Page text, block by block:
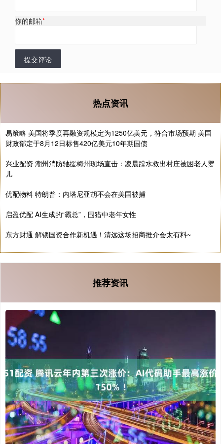
你的邮箱*
提交评论
热点资讯
易策略 美国将季度再融资规模定为1250亿美元，符合市场预期 美国
财政部定于8月12日标售420亿美元10年期国债
兴业配资 潮州消防驰援梅州现场直击：凌晨蹚水救出村庄被困老人婴
儿
优配物料 特朗普：内塔尼亚胡不会在美国被捕
启盈优配 AI生成的“霸总”，围猎中老年女性
东方财通 解锁国资合作新机遇！清远这场招商推介会太有料~
推荐资讯